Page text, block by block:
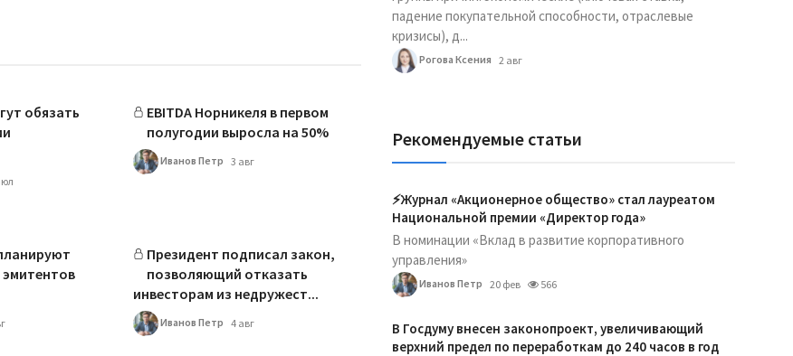
обязать
EBITDA Норникеля в первом
полугодии выросла на 50%
Иванов Петр 3 авг
эмитентов
Президент подписал закон,
позволяющий отказать
инвесторам из недружест...
Иванов Петр 4 авг
падение покупательной способности, отраслевые
кризисы), д...
Рогова Ксения 2 авг
Рекомендуемые статьи
⚡️Журнал «Акционерное общество» стал лауреатом
Национальной премии «Директор года»
В номинации «Вклад в развитие корпоративного
управления»
Иванов Петр 20 фев 566
В Госдуму внесен законопроект, увеличивающий
верхний предел по переработкам до 240 часов в год